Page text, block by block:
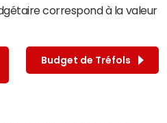
correspond à la valeur
Budget de Tréfols